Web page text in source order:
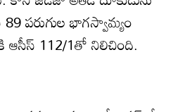
పరుగుల భాగస్వామ్యం
112/1తో నిలిచింది.